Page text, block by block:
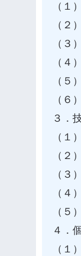
（１
（２
（３
（４
（５
（６
３．
（１
（２
（３
（４
（５
４．
（１